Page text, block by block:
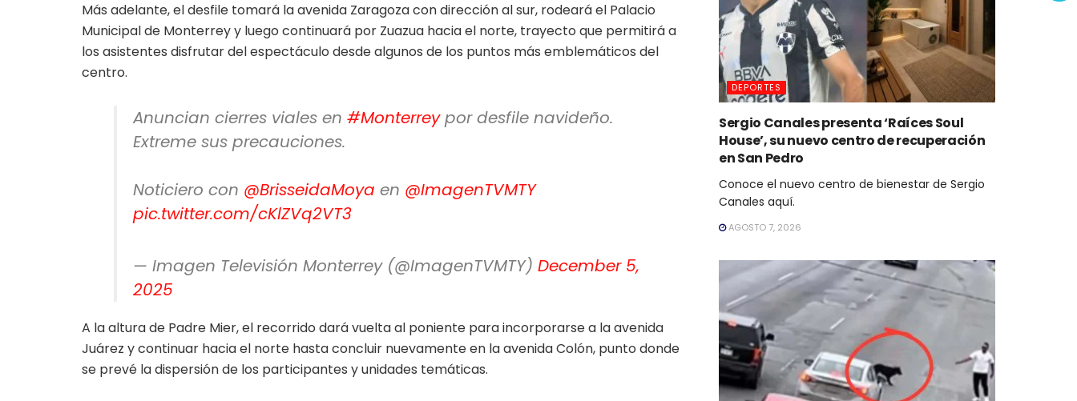
Más adelante, el desfile tomará la avenida Zaragoza con dirección al sur, rodeará el Palacio
Municipal de Monterrey y luego continuará por Zuazua hacia el norte, trayecto que permitirá a
los asistentes disfrutar del espectáculo desde algunos de los puntos más emblemáticos del
centro.
Anuncian cierres viales en #Monterreypor desfile navideño.
Extreme sus precauciones.
Noticiero con @BrisseidaMoya en @ImagenTVMTY
pic.twitter.com/cKlZVq2VT3
— Imagen Televisión Monterrey (@ImagenTVMTY) December 5,
2025
A la altura de Padre Mier, el recorrido dará vuelta al poniente para incorporarse a la avenida
Juárez y continuar hacia el norte hasta concluir nuevamente en la avenida Colón, punto donde
se prevé la dispersión de los participantes y unidades temáticas.
DEPORTES
Sergio Canales presenta ‘Raíces Soul
House’, su nuevo centro de recuperación
en San Pedro
Conoce el nuevo centro de bienestar de Sergio
Canales aquí.
AGOSTO 7, 2026